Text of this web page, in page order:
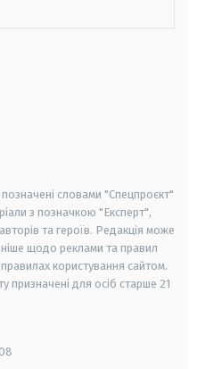
позначені словами "Спецпроєкт"
з позначкою "Експерт",
та героїв. Редакція може
щодо реклами та правил
користування сайтом.
призначені для осіб старше 21